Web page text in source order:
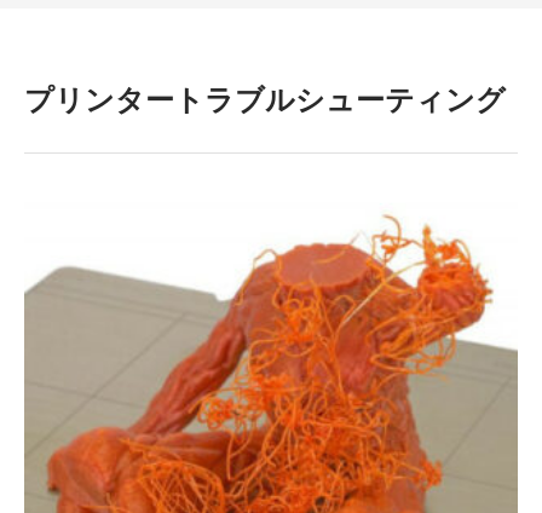
プリンタートラブルシューティング